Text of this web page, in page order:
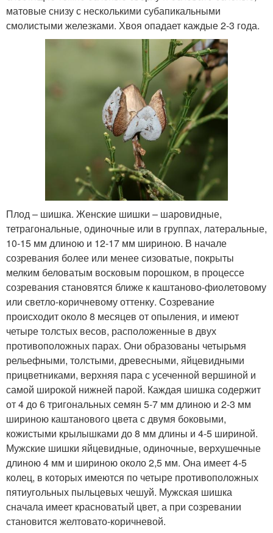
матовые снизу с несколькими субапикальными
смолистыми железками. Хвоя опадает каждые 2-3 года.
Плод – шишка. Женские шишки – шаровидные,
тетрагональные, одиночные или в группах, латеральные,
10-15 мм длиною и 12-17 мм шириною. В начале
созревания более или менее сизоватые, покрыты
мелким беловатым восковым порошком, в процессе
созревания становятся ближе к каштаново-фиолетовому
или светло-коричневому оттенку. Созревание
происходит около 8 месяцев от опыления, и имеют
четыре толстых весов, расположенные в двух
противоположных парах. Они образованы четырьмя
рельефными, толстыми, древесными, яйцевидными
прицветниками, верхняя пара с усеченной вершиной и
самой широкой нижней парой. Каждая шишка содержит
от 4 до 6 тригональных семян 5-7 мм длиною и 2-3 мм
шириною каштанового цвета с двумя боковыми,
кожистыми крылышками до 8 мм длины и 4-5 шириной.
Мужские шишки яйцевидные, одиночные, верхушечные
длиною 4 мм и шириною около 2,5 мм. Она имеет 4-5
колец, в которых имеются по четыре противоположных
пятиугольных пыльцевых чешуй. Мужская шишка
сначала имеет красноватый цвет, а при созревании
становится желтовато-коричневой.